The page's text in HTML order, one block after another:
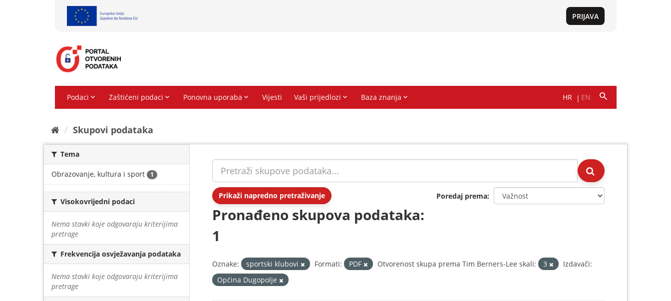
Skupovi podаtаkа
Tema
Obrazovanje, kultura i sport 1
Visokovrijedni podaci
Nema stavki koje odgovaraju kriterijima
pretrage
Frekvencija osvježavanja podataka
Nema stavki koje odgovaraju kriterijima
pretrage
Prikaži napredno pretraživanje Poredaj prema
Pronađeno skupova podataka:
1
Oznake: sportski klubovi Formati: PDF Otvorenost skupa prema Tim Berners-Lee skali: 3
Izdavači:
Općina Dugopolje